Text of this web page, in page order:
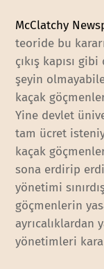
McClatchy
teoride bu
çıkış kapısı
şeyin
kaçak
Yine devlet
tam ücret
kaçak
sona erdirip
yönetimi
göçmenlerin
ayrıcalıklardan
yönetimleri